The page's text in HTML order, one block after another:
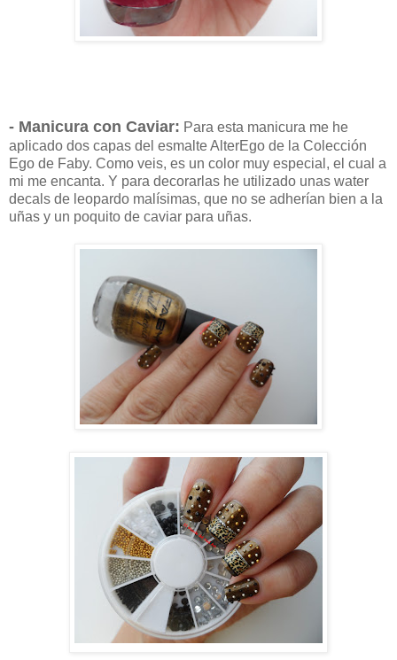
- Manicura con Caviar: Para esta manicura me he
aplicado dos capas del esmalte AlterEgo de la Colección
Ego de Faby. Como veis, es un color muy especial, el cual a
mi me encanta. Y para decorarlas he utilizado unas water
decals de leopardo malísimas, que no se adherían bien a la
uñas y un poquito de caviar para uñas.